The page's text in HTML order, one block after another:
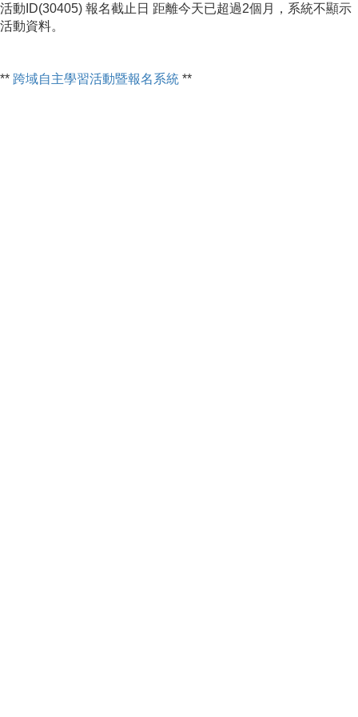
活動ID(30405) 報名截止日 距離今天已超過2個月，系統不顯示
活動資料。
** 跨域自主學習活動暨報名系統 **